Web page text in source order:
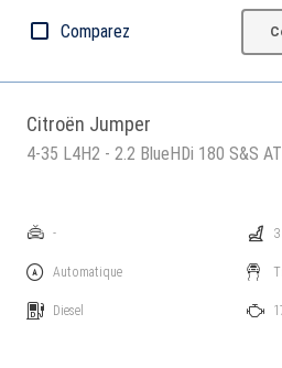
Comparez
Citroën Jumper
4-35 L4H2 - 2.2 BlueHDi 180 S&S AT
-
Automatique
Diesel